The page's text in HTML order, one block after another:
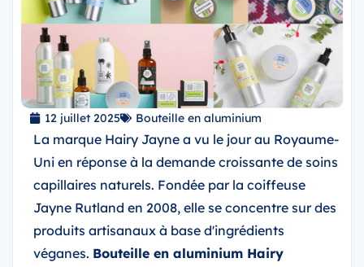
12 juillet 2025 Bouteille en aluminium
La marque Hairy Jayne a vu le jour au Royaume-
Uni en réponse à la demande croissante de soins
capillaires naturels. Fondée par la coiffeuse
Jayne Rutland en 2008, elle se concentre sur des
produits artisanaux à base d'ingrédients
véganes. Bouteille en aluminium Hairy